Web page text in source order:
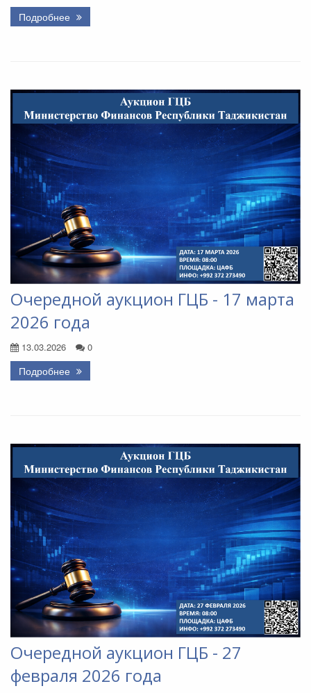
Подробнее
Очередной аукцион ГЦБ - 17 марта
2026 года
13.03.2026 0
Подробнее
Очередной аукцион ГЦБ - 27
февраля 2026 года